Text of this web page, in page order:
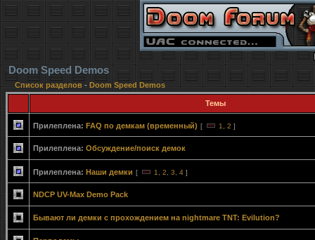
Doom Speed Demos
Список разделов - Doom Speed Demos
Темы
Прилеплена: FAQ по демкам (временный) [ 1 2 ]
Прилеплена: Обсуждение/поиск демок
Прилеплена: Наши демки [ 1 2 3 4 ]
NDCP UV-Max Demo Pack
Бывают ли демки с прохождением на nightmare TNT: Evilution?